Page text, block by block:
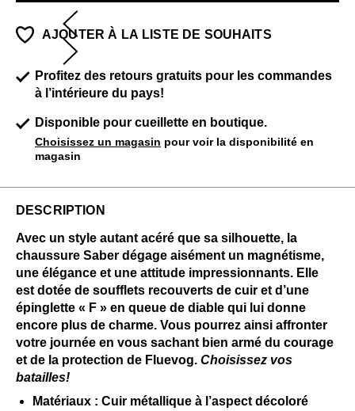
AJOUTER À LA LISTE DE SOUHAITS
Profitez des retours gratuits pour les commandes
à l’intérieure du pays!
Disponible pour cueillette en boutique.
Choisissez un magasin pour voir la disponibilité en
magasin
DESCRIPTION
Avec un style autant acéré que sa silhouette, la
chaussure Saber dégage aisément un magnétisme,
une élégance et une attitude impressionnants. Elle
est dotée de soufflets recouverts de cuir et d’une
épinglette « F » en queue de diable qui lui donne
encore plus de charme. Vous pourrez ainsi affronter
votre journée en vous sachant bien armé du courage
et de la protection de Fluevog. Choisissez vos
batailles!
Matériaux : Cuir métallique à l’aspect décoloré